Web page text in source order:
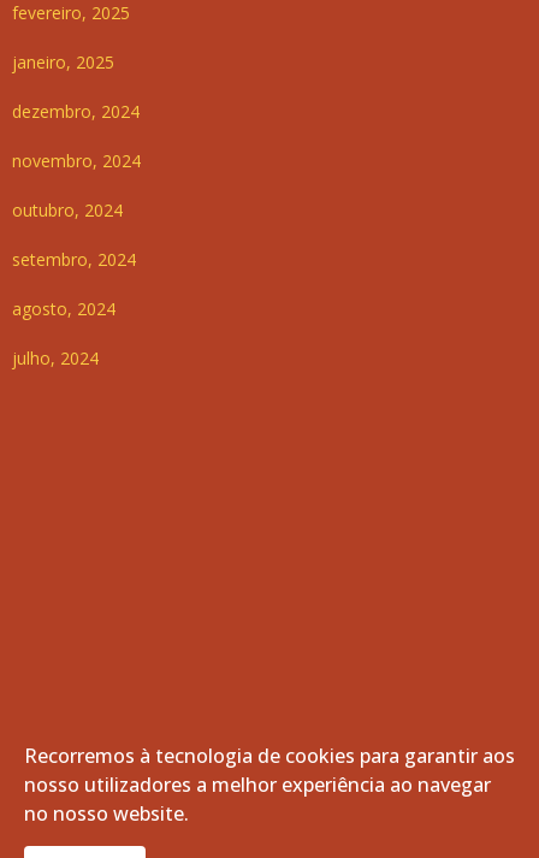
fevereiro, 2025
janeiro, 2025
dezembro, 2024
novembro, 2024
outubro, 2024
setembro, 2024
agosto, 2024
julho, 2024
© 2026 Freguesia de Vila de Frades. Todos os direitos
reservados.
Recorremos à tecnologia de cookies para garantir aos
nosso utilizadores a melhor experiência ao navegar
no nosso website.